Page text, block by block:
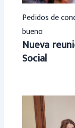
Pedidos de
bueno
Nueva
Social